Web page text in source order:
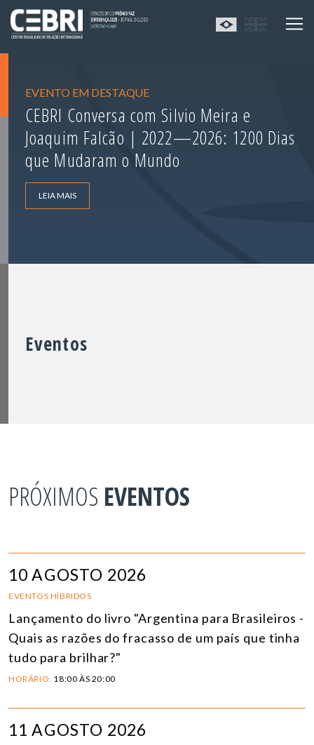
EVENTO EM DESTAQUE
CEBRI Conversa com Silvio Meira e
Joaquim Falcão | 2022—2026: 1200 Dias
que Mudaram o Mundo
LEIA MAIS
Eventos
PRÓXIMOS EVENTOS
10 AGOSTO 2026
EVENTOS HÍBRIDOS
Lançamento do livro "Argentina para Brasileiros -
Quais as razões do fracasso de um país que tinha
tudo para brilhar?"
HORÁRIO: 18:00 ÀS 20:00
11 AGOSTO 2026